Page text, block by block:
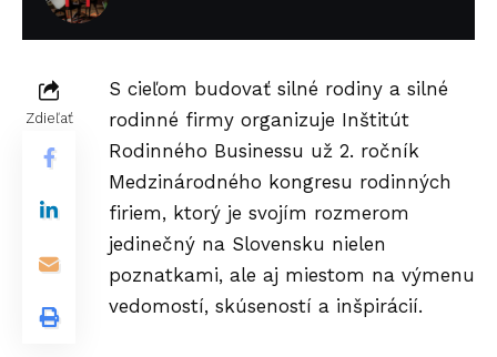
Zdieľať
S cieľom budovať silné rodiny a silné
rodinné firmy organizuje Inštitút
Rodinného Businessu už 2. ročník
Medzinárodného kongresu rodinných
firiem, ktorý je svojím rozmerom
jedinečný na Slovensku nielen
poznatkami, ale aj miestom na výmenu
vedomostí, skúseností a inšpirácií.